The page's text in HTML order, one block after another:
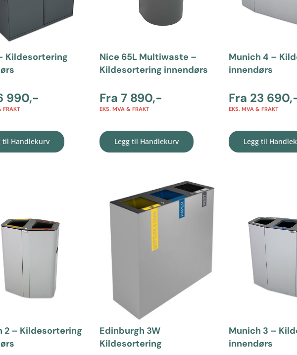
Kildesortering
990,-
FRAKT
til Handlekurv
Nice 65L Multiwaste –
Kildesortering innendørs
Fra 7 890,-
EKS. MVA & FRAKT
Legg til Handlekurv
Munich 4 –
innendørs
Fra 23 690
EKS. MVA & FRAKT
Legg til
2 – Kildesortering
Edinburgh 3W
Kildesortering
Munich 3 –
innendørs